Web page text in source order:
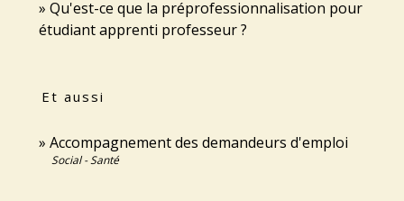
Qu'est-ce que la préprofessionnalisation pour
étudiant apprenti professeur ?
Et aussi
Accompagnement des demandeurs d'emploi
Social - Santé